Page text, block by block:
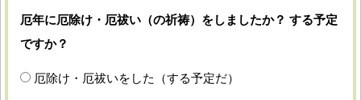
厄年に厄除け・厄祓い（の祈祷）をしましたか？ する予定
ですか？
厄除け・厄祓いをした（する予定だ）